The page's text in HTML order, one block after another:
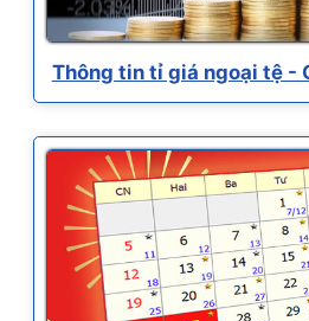
Thông tin tỉ giá ngoại tệ -